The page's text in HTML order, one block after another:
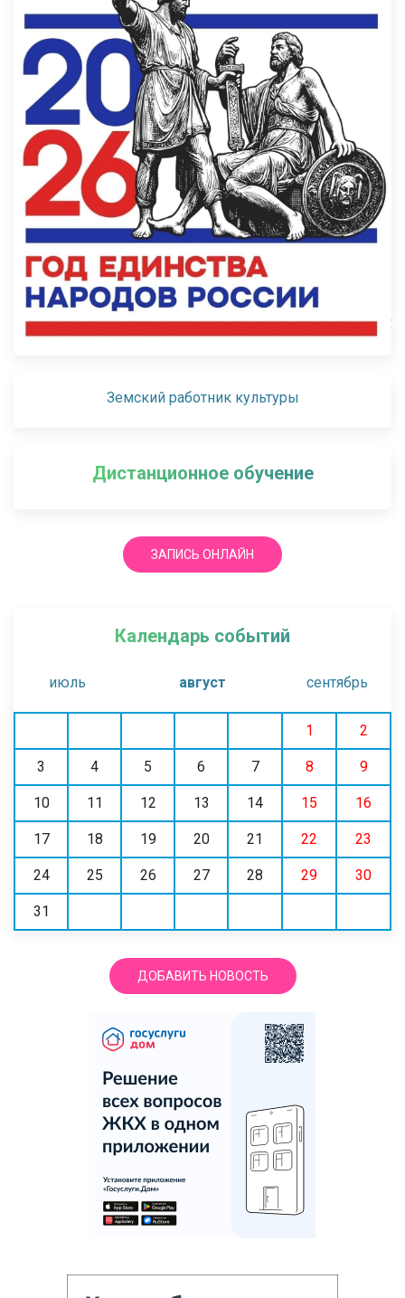
Земский работник культуры
Дистанционное обучение
ЗАПИСЬ ОНЛАЙН
Календарь событий
июль август сентябрь
1 2
3 4 5 6 7 8 9
10 11 12 13 14 15 16
17 18 19 20 21 22 23
24 25 26 27 28 29 30
31
ДОБАВИТЬ НОВОСТЬ